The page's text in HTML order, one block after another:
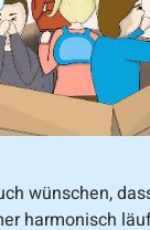
wünschen,
harmonisch